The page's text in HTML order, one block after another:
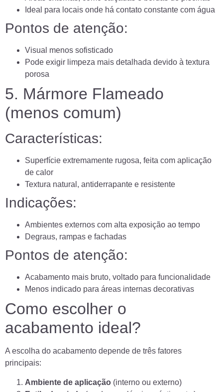
Ideal para locais onde há contato constante com água
Pontos de atenção:
Visual menos sofisticado
Pode exigir limpeza mais detalhada devido à textura
porosa
5. Mármore Flameado
(menos comum)
Características:
Superfície extremamente rugosa, feita com aplicação
de calor
Textura natural, antiderrapante e resistente
Indicações:
Ambientes externos com alta exposição ao tempo
Degraus, rampas e fachadas
Pontos de atenção:
Acabamento mais bruto, voltado para funcionalidade
Menos indicado para áreas internas decorativas
Como escolher o
acabamento ideal?
A escolha do acabamento depende de três fatores
principais:
Ambiente de aplicação (interno ou externo)